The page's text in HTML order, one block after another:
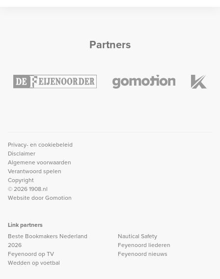
Partners
Privacy- en cookiebeleid
Disclaimer
Algemene voorwaarden
Verantwoord spelen
Copyright
© 2026 1908.nl
Website doorGomotion
Link partners
Beste Bookmakers Nederland
2026
Feyenoord op TV
Wedden op voetbal
Nautical Safety
Feyenoord liederen
Feyenoord nieuws